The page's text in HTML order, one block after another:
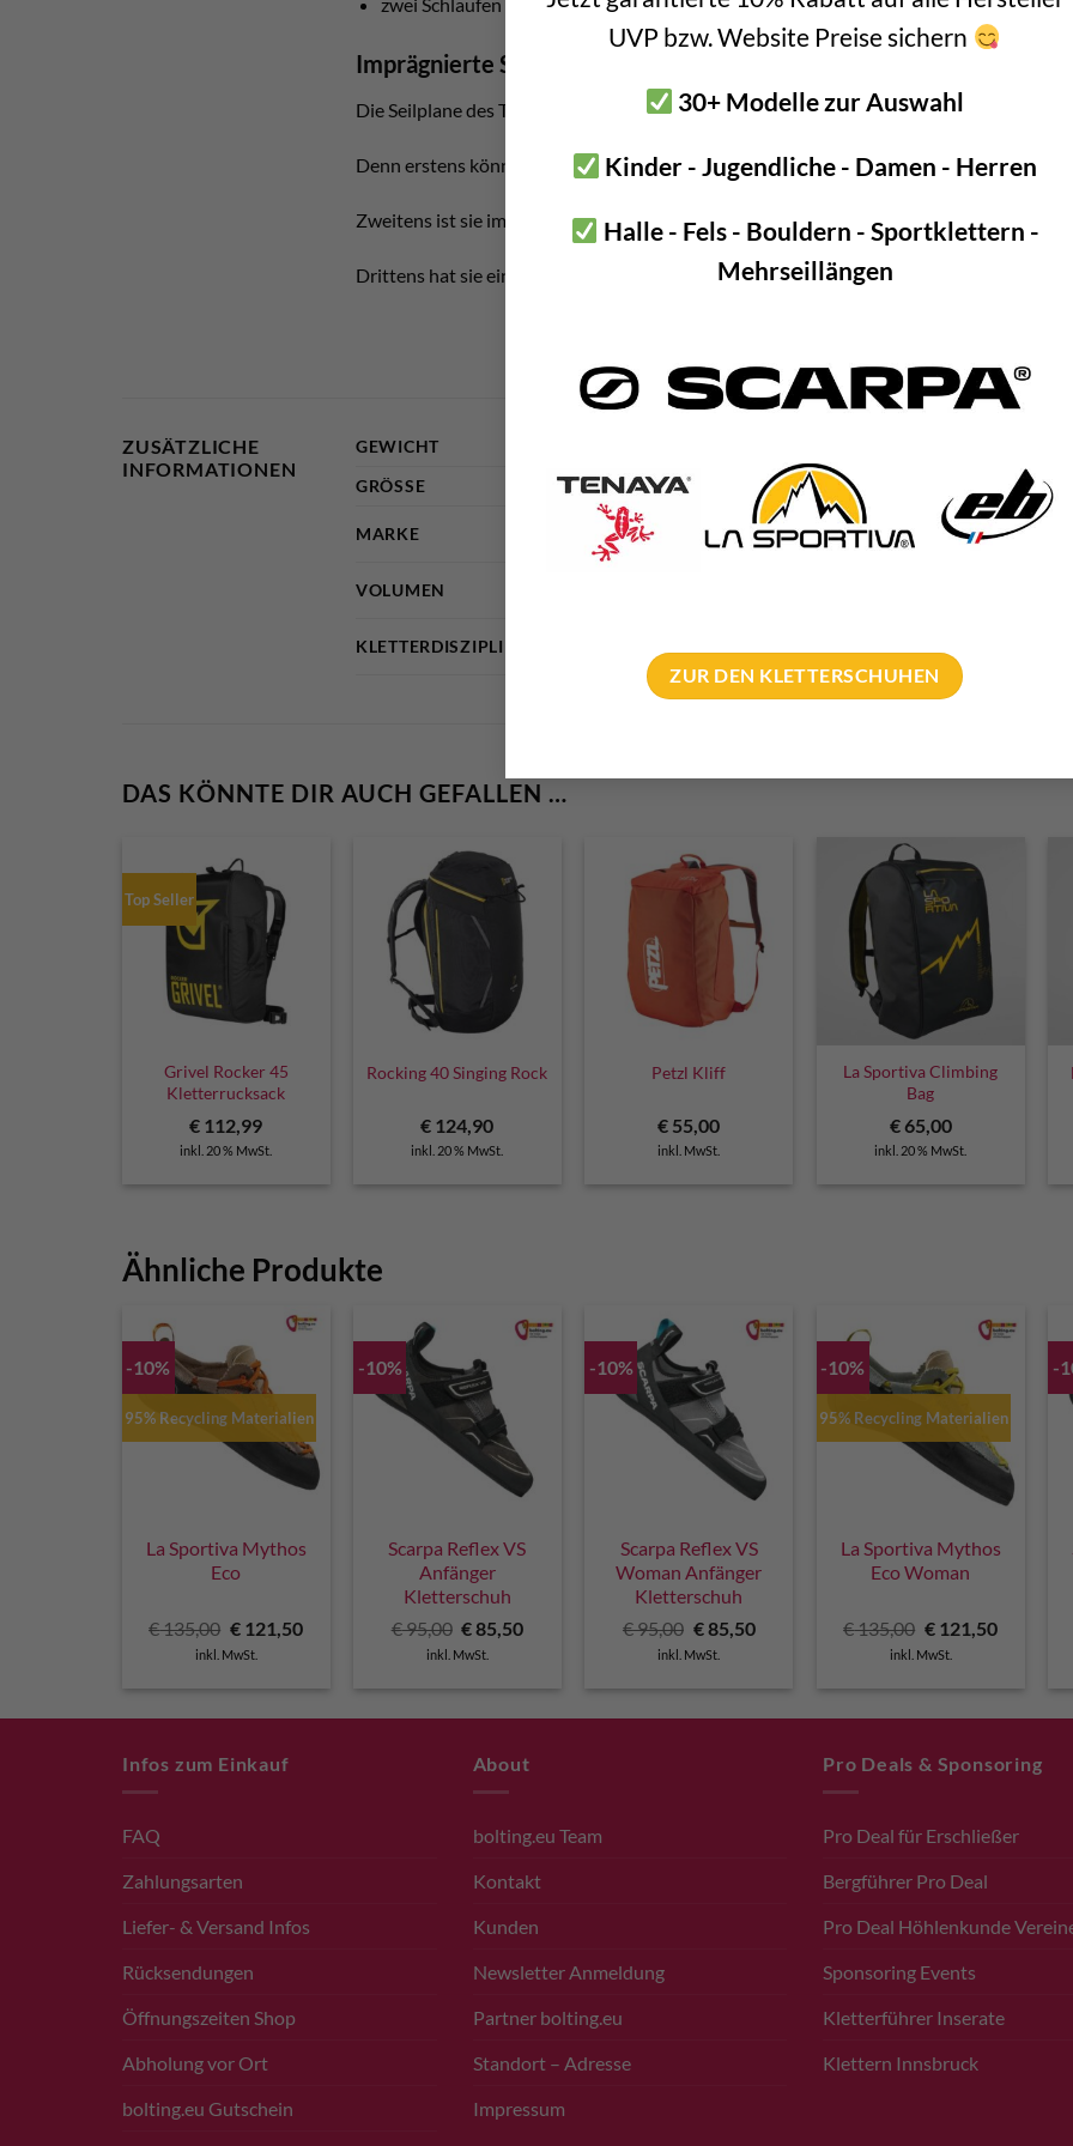
UVP bzw. Website Preise sichern
30+ Modelle zur Auswahl
Kinder - Jugendliche - Damen - Herren
Halle - Fels - Bouldern - Sportklettern -
Mehrseillängen
ZUR DEN KLETTERSCHUHEN
zwei Schlaufen innen am Top zum Einhängen von Expressen, Sicherungsgerät,…
Imprägnierte Seilplane
Die Seilplane des Team Stone 42 Duffel ist ganz besonders.
Denn erstens könnt ihr sie aus dem Kletterrucksack heraus nehmen. Dort ist sie mit
Zweitens ist sie imprägniert. D.h. mit Polyurethan beschichtet. Somit hält sie Wasser
Drittens hat sie eine tolle Größe. 140 x 125cm.
ZUSÄTZLICHE
INFORMATIONEN
GEWICHT
GRÖSSE
MARKE Black Diamond
VOLUMEN
KLETTERDISZIPLIN
DAS KÖNNTE DIR AUCH GEFALLEN …
Top Seller
Grivel Rocker 45
Kletterrucksack
€ 112,99
inkl. 20 % MwSt.
Rocking 40 Singing Rock
€ 124,90
inkl. 20 % MwSt.
Petzl Kliff
€ 55,00
inkl. MwSt.
La Sportiva Climbing
Bag
€65,00
inkl. 20 % MwSt.
Ähnliche Produkte
-10%
95% Recycling Materialien
La Sportiva Mythos
Eco
€135,00 Ursprünglicher
Preis
war:
€ 121,50Aktueller
inkl. MwSt.
-10%
Scarpa Reflex VS
Anfänger
Kletterschuh
€95,00 Ursprünglicher
Preis
war:
€85,50Aktueller
inkl. MwSt.
-10%
Scarpa Reflex VS
Woman Anfänger
Kletterschuh
€95,00 Ursprünglicher
Preis
war:
€85,50Aktueller
inkl. MwSt.
-10%
95% Recycling Materialien
La Sportiva Mythos
Eco Woman
€135,00 Ursprünglicher
Preis
war:
€ 121,50Aktueller
inkl. MwSt.
-
Infos zum Einkauf
FAQ
Zahlungsarten
Liefer- & Versand Infos
Rücksendungen
Öffnungszeiten Shop
Abholung vor Ort
bolting.eu Gutschein
About
bolting.eu Team
Kontakt
Kunden
Newsletter Anmeldung
Partner bolting.eu
Standort – Adresse
Impressum
Pro Deals & Sponsoring
Pro Deal für Erschließer
Bergführer Pro Deal
Pro Deal Höhlenkunde
Sponsoring Events
Kletterführer Inserate
Klettern Innsbruck